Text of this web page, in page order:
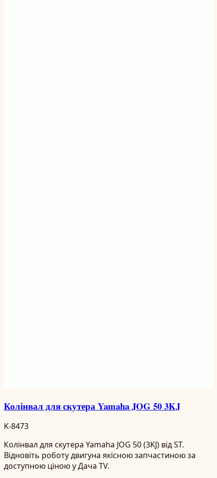
Колінвал для скутера Yamaha JOG 50 3KJ
K-8473
Колінвал для скутера Yamaha JOG 50 (3KJ) від ST.
Відновіть роботу двигуна якісною запчастиною за
доступною ціною у Дача TV.